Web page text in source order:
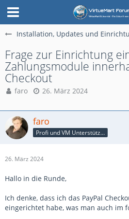
Installation, Updates und
Frage zur Einrichtung
Zahlungsmodule
Checkout
faro 26. März 2024
faro
Profi und VM Unterstützer
26. März 2024
Hallo in die Runde,
Ich denke, dass ich das PayPal
eingerichtet habe, was man auch im